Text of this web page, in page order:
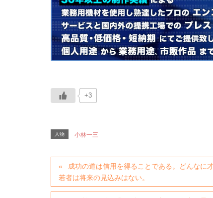
+3
人物 小林一三
成功の道は信用を得ることである。どんなに
若者は将来の見込みはない。